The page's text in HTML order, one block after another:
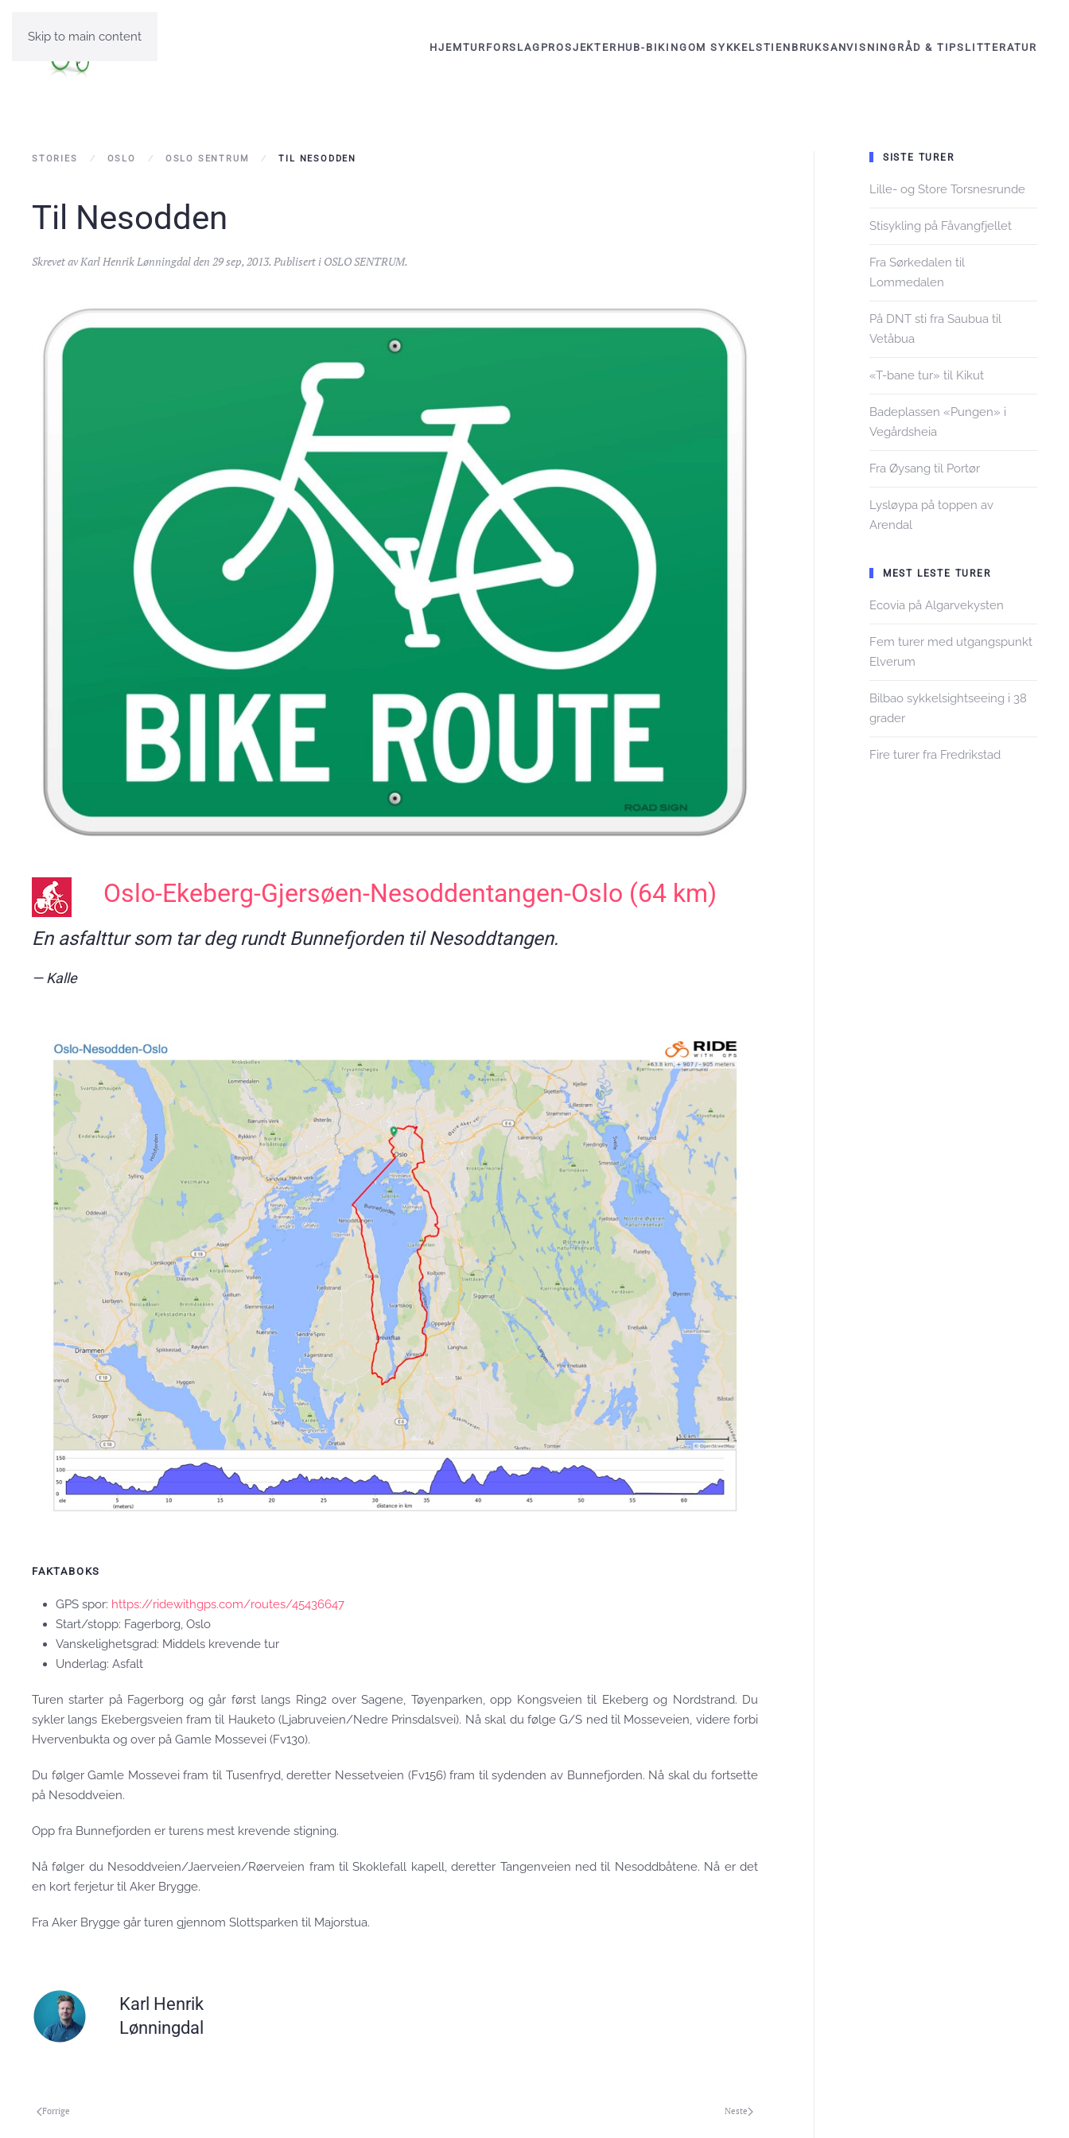
Skip to main content
HJEMTURFORSLAG PROSJEKTERHUB-BIKINGOM SYKKELSTIEN BRUKSANVISNING RÅD & TIPS LITTERATUR
STORIES OSLO OSLO SENTRUM TIL NESODDEN
Til Nesodden
Skrevet avKarl Henrik Lønningdalden 29 sep, 2013. Publisert i OSLO SENTRUM.
Oslo-Ekeberg-Gjersøen-Nesoddentangen-Oslo (64 km)
En asfalttur som tar deg rundt Bunnefjorden til Nesoddtangen.
Kalle
FAKTABOKS
GPS spor: https://ridewithgps.com/routes/45436647
Start/stopp: Fagerborg, Oslo
Vanskelighetsgrad: Middels krevende tur
Underlag: Asfalt
Turen starter på Fagerborg og går først langs Ring2 over Sagene, Tøyenparken, opp Kongsveien til Ekeberg og Nordstrand. Du
sykler langs Ekebergsveien fram til Hauketo (Ljabruveien/Nedre Prinsdalsvei). Nå skal du følge G/S ned til Mosseveien, videre forbi
Hvervenbukta og over på Gamle Mossevei (Fv130).
Du følger Gamle Mossevei fram til Tusenfryd, deretter Nessetveien (Fv156) fram til sydenden av Bunnefjorden. Nå skal du fortsette
på Nesoddveien.
Opp fra Bunnefjorden er turens mest krevende stigning.
Nå følger du Nesoddveien/Jaerveien/Røerveien fram til Skoklefall kapell, deretter Tangenveien ned til Nesoddbåtene. Nå er det
en kort ferjetur til Aker Brygge.
Fra Aker Brygge går turen gjennom Slottsparken til Majorstua.
Karl Henrik
Lønningdal
Forrige Neste
SISTE TURER
Lille- og Store Torsnesrunde
Stisykling på Fåvangfjellet
Fra Sørkedalen til
Lommedalen
På DNT sti fra Saubua til
Vetåbua
«T-bane tur» til Kikut
Badeplassen «Pungen» i
Vegårdsheia
Fra Øysang til Portør
Lysløypa på toppen av
Arendal
MEST LESTE TURER
Ecovia på Algarvekysten
Fem turer med utgangspunkt
Elverum
Bilbao sykkelsightseeing i 38
grader
Fire turer fra Fredrikstad